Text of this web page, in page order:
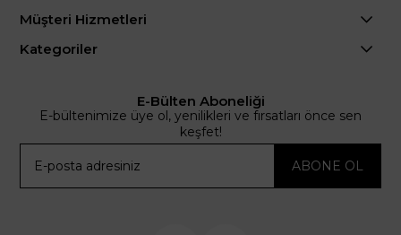
Müşteri Hizmetleri
Kategoriler
E-Bülten Aboneliği
E-bültenimize üye ol, yenilikleri ve fırsatları önce sen
keşfet!
ABONE OL